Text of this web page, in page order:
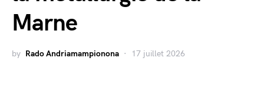
Marne
by Rado Andriamampionona 17 juillet 2026